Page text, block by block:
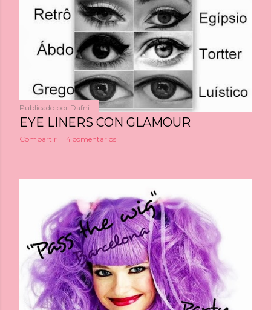
Publicado por Dafni
EYE LINERS CON GLAMOUR
Compartir 4 comentarios